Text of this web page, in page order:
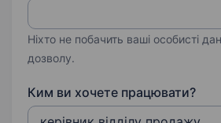
Ніхто не побачить ваші особисті
дозволу.
Ким ви хочете працювати?